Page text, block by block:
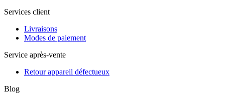
Services client
Livraisons
Modes de paiement
Service après-vente
Retour appareil défectueux
Blog